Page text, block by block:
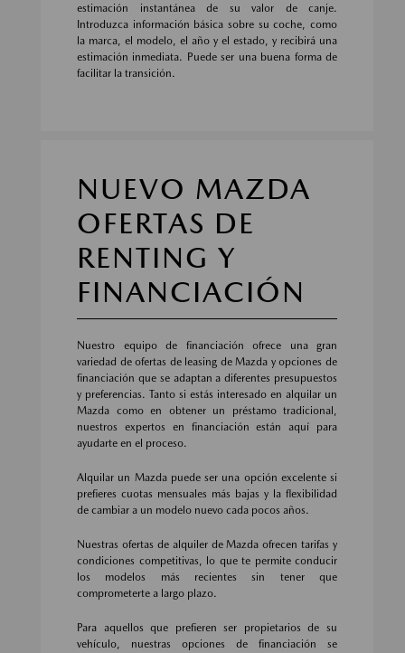
estimación instantánea de su valor de canje.
Introduzca información básica sobre su coche, como
la marca, el modelo, el año y el estado, y recibirá una
estimación inmediata. Puede ser una buena forma de
facilitar la transición.
NUEVO MAZDA
OFERTAS DE
RENTING Y
FINANCIACIÓN
Nuestro equipo de financiación ofrece una gran
variedad de ofertas de leasing de Mazda y opciones de
financiación que se adaptan a diferentes presupuestos
y preferencias. Tanto si estás interesado en alquilar un
Mazda como en obtener un préstamo tradicional,
nuestros expertos en financiación están aquí para
ayudarte en el proceso.
Alquilar un Mazda puede ser una opción excelente si
prefieres cuotas mensuales más bajas y la flexibilidad
de cambiar a un modelo nuevo cada pocos años.
Nuestras ofertas de alquiler de Mazda ofrecen tarifas y
condiciones competitivas, lo que te permite conducir
los modelos más recientes sin tener que
comprometerte a largo plazo.
Para aquellos que prefieren ser propietarios de su
vehículo, nuestras opciones de financiación se